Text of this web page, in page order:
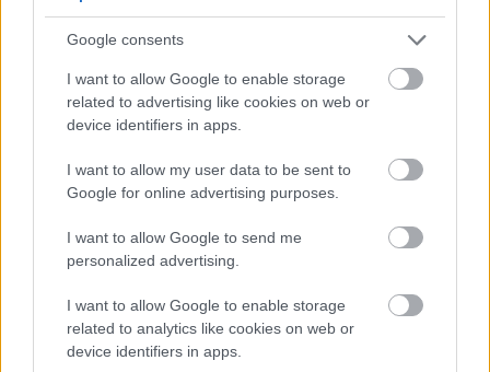
Google consents
I want to allow Google to enable storage
related to advertising like cookies on web or
device identifiers in apps.
I want to allow my user data to be sent to
Google for online advertising purposes.
I want to allow Google to send me
personalized advertising.
I want to allow Google to enable storage
related to analytics like cookies on web or
device identifiers in apps.
A Védelmi Munkacsoport szerint egyelőre stabil az ország
a lakosságot és a nagyfogyasztókat.